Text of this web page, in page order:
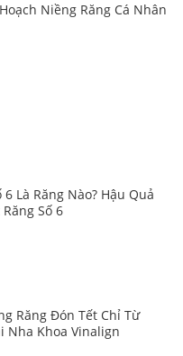
Niềng Răng Cá Nhân
6 Là Răng Nào? Hậu Quả
Số 6
Răng Đón Tết Chỉ Từ
Nha Khoa Vinalign